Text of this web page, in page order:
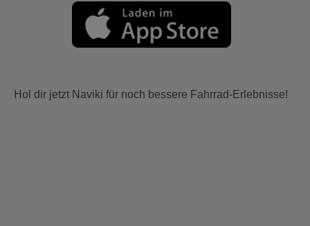
Hol dir jetzt Naviki für noch bessere Fahrrad-Erlebnisse!